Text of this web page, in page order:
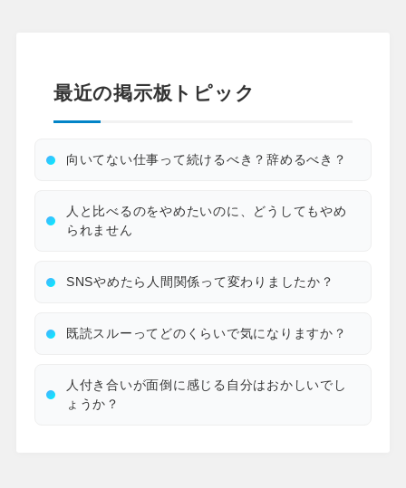
最近の掲示板トピック
向いてない仕事って続けるべき？辞めるべき？
人と比べるのをやめたいのに、どうしてもやめ
られません
SNSやめたら人間関係って変わりましたか？
既読スルーってどのくらいで気になりますか？
人付き合いが面倒に感じる自分はおかしいでし
ょうか？